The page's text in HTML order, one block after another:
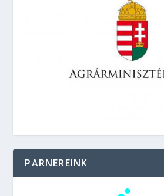
PARNEREINK